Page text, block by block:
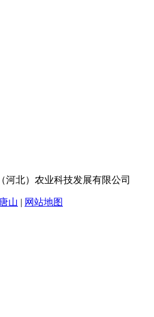
河北）农业科技发展有限公司
唐山 | 网站地图